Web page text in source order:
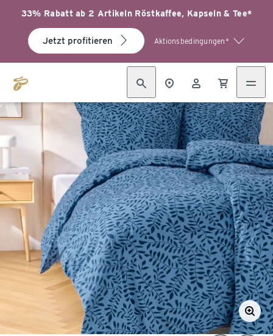
33% Rabatt ab 2 Artikeln Röstkaffee, Kapseln & Tee*
Jetzt profitieren Aktionsbedingungen*